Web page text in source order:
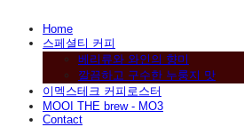
Home
스페셜티 커피
베리류와 와인의 향미
깔끔하고 구수한 누룽지 맛
이멕스테크 커피로스터
MOOI THE brew - MO3
Contact